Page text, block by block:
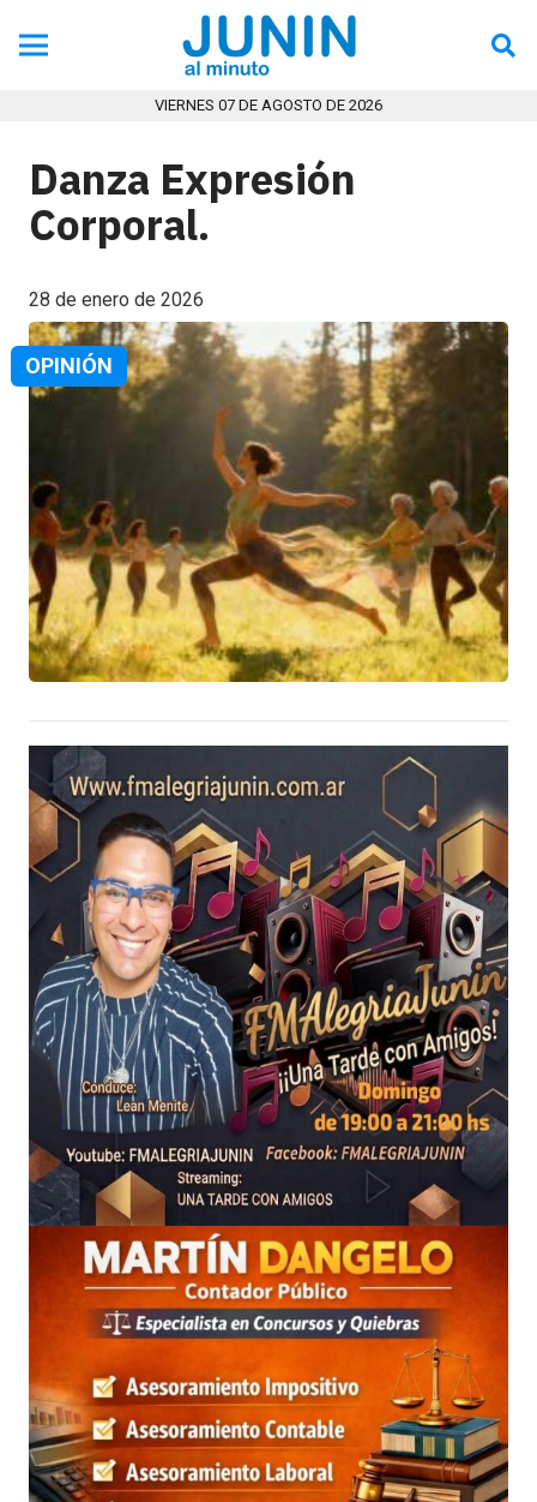
VIERNES 07 DE AGOSTO DE 2026
Danza Expresión
Corporal.
28 de enero de 2026
OPINIÓN